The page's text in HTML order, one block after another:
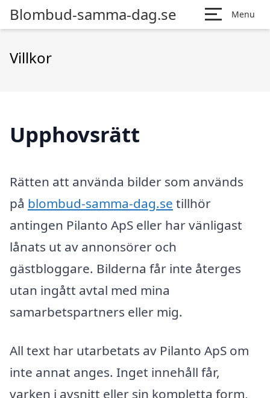
Blombud-samma-dag.se Menu
Villkor
Upphovsrätt
Rätten att använda bilder som används
på blombud-samma-dag.se tillhör
antingen Pilanto ApS eller har vänligast
lånats ut av annonsörer och
gästbloggare. Bilderna får inte återges
utan ingått avtal med mina
samarbetspartners eller mig.
All text har utarbetats av Pilanto ApS om
inte annat anges. Inget innehåll får,
varken i avsnitt eller sin kompletta form,